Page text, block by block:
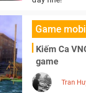
Game
Kiếm Ca
game
Tran